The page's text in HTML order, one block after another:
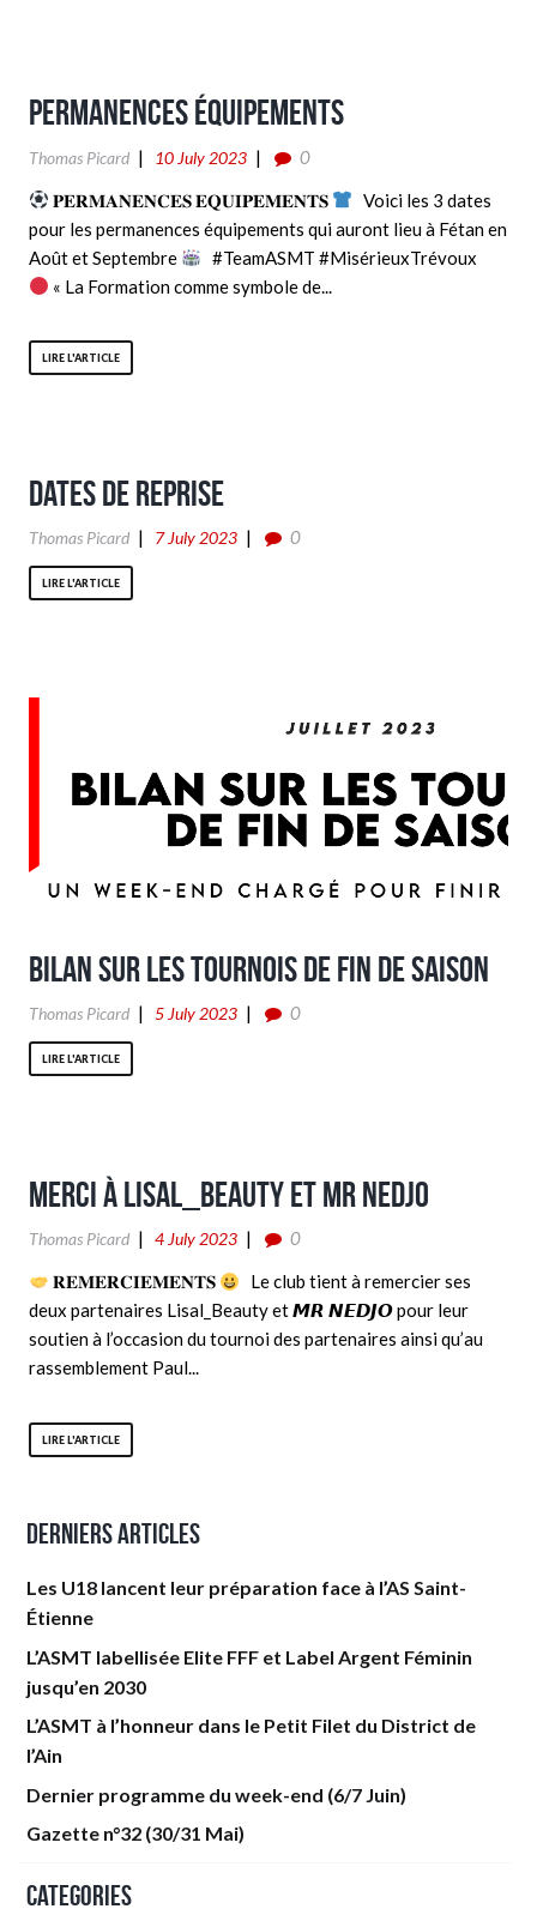
Permanences équipements
Thomas Picard 10 July 2023
0
𝐏𝐄𝐑𝐌𝐀𝐍𝐄𝐍𝐂𝐄𝐒 𝐄𝐐𝐔𝐈𝐏𝐄𝐌𝐄𝐍𝐓𝐒
Voici les 3 dates
pour les permanences équipements qui auront lieu à Fétan en
Août et Septembre
#TeamASMT #MisérieuxTrévoux
« La Formation comme symbole de...
LIRE L'ARTICLE
Dates de reprise
Thomas Picard 7 July 2023 0
LIRE L'ARTICLE
Bilan sur les tournois de fin de saison
Thomas Picard 5 July 2023 0
LIRE L'ARTICLE
Merci à Lisal_Beauty et Mr Nedjo
Thomas Picard 4 July 2023
0
𝐑𝐄𝐌𝐄𝐑𝐂𝐈𝐄𝐌𝐄𝐍𝐓𝐒
Le club tient à remercier ses
deux partenaires Lisal_Beauty et 𝙈𝙍 𝙉𝙀𝘿𝙅𝙊 pour leur
soutien à l’occasion du tournoi des partenaires ainsi qu’au
rassemblement Paul...
LIRE L'ARTICLE
Derniers articles
Les U18 lancent leur préparation face à l’AS Saint-
Étienne
L’ASMT labellisée Elite FFF et Label Argent Féminin
jusqu’en 2030
L’ASMT à l’honneur dans le Petit Filet du District de
l’Ain
Dernier programme du week-end (6/7 Juin)
Gazette n°32 (30/31 Mai)
Categories